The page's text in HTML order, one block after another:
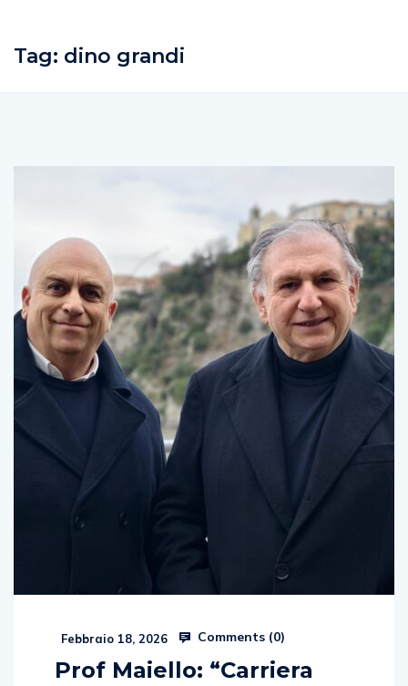
Tag: dino grandi
Febbraio 18, 2026 Comments (0)
Prof Maiello: “Carriera